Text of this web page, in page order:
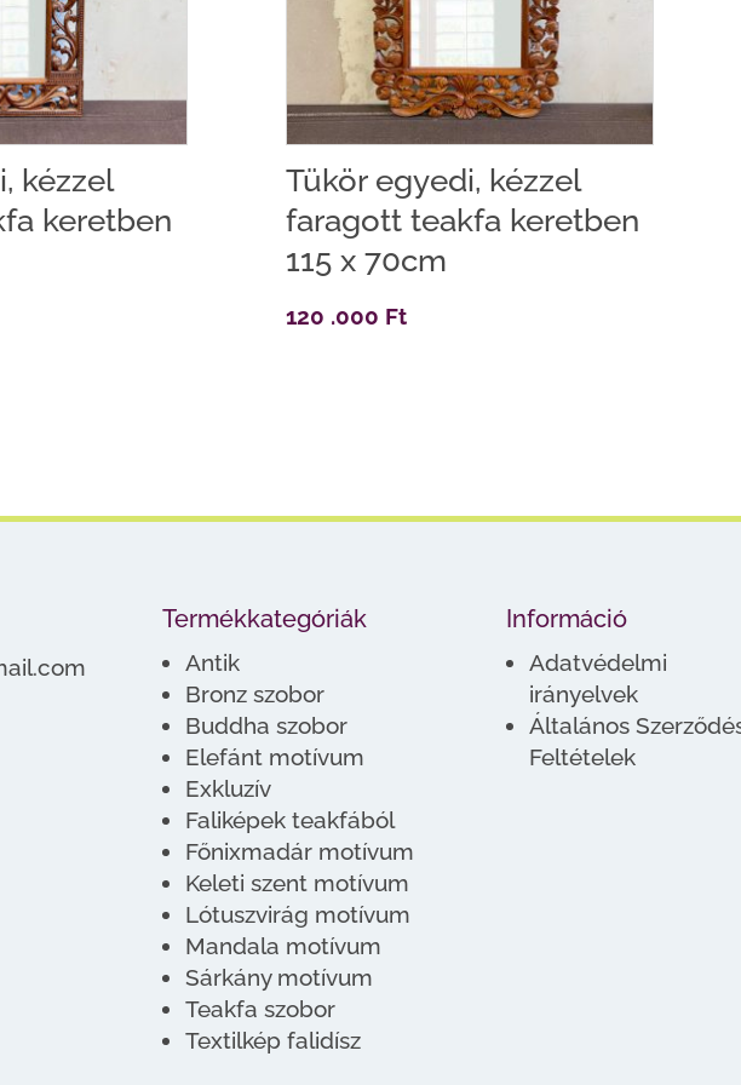
kézzel
keretben
Tükör egyedi, kézzel
faragott teakfa keretben
115 x 70cm
120 .000 Ft
Termékkategóriák
Antik
Bronz szobor
Buddha szobor
Elefánt motívum
Exkluzív
Faliképek teakfából
Főnixmadár motívum
Keleti szent motívum
Lótuszvirág motívum
Mandala motívum
Sárkány motívum
Teakfa szobor
Textilkép falidísz
Információ
Adatvédelmi
irányelvek
Általános
Feltételek